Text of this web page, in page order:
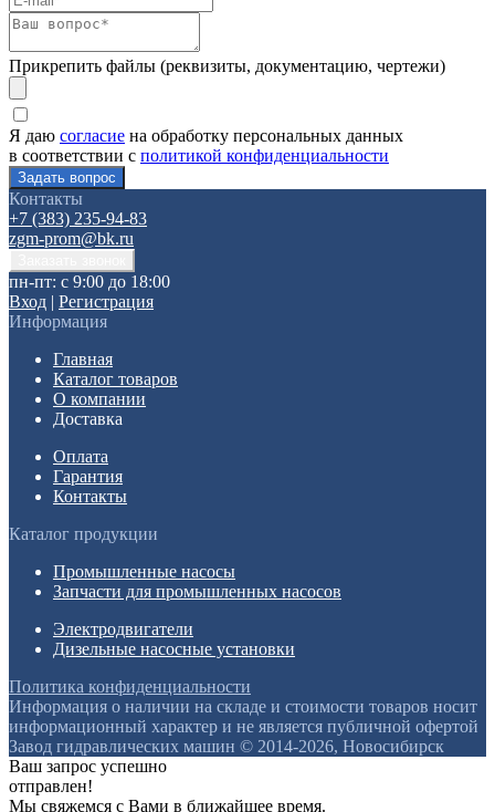
Прикрепить файлы (реквизиты, документацию, чертежи)
Я даю согласие на обработку персональных данных
в соответствии с политикой конфиденциальности
Контакты
+7 (383) 235-94-83
zgm-prom@bk.ru
пн-пт: с 9:00 до 18:00
Вход | Регистрация
Информация
Главная
Каталог товаров
О компании
Доставка
Оплата
Гарантия
Контакты
Каталог продукции
Промышленные насосы
Запчасти для промышленных насосов
Электродвигатели
Дизельные насосные установки
Политика конфиденциальности
Информация о наличии на складе и стоимости товаров носит
информационный характер и не является публичной офертой
Завод гидравлических машин © 2014-2026, Новосибирск
Ваш запрос успешно
отправлен!
Мы свяжемся с Вами в ближайшее время.